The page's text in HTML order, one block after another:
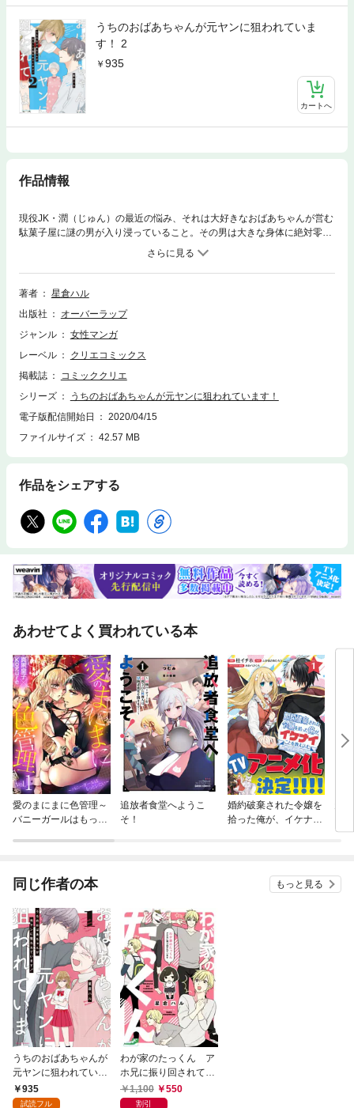
うちのおばあちゃんが元ヤンに狙われていま
す！ 2
935
カートへ
作品情報
現役JK・潤（じゅん）の最近の悩み、それは大好きなおばあちゃんが営む
駄菓子屋に謎の男が入り浸っていること。その男は大きな身体に絶対零度
の鋭い視線、体感温度が一気に下がる恐ろしいオーラを身にまとってい
た……。噂によると「伝説の元ヤン」らしい…。もしかしたらこの店を乗
っ取るつもり!? …ところが、目に飛び込んできたのはおばあちゃんにわけ
ありげな視線を向ける元ヤンの姿で…!？
著者
星倉ハル
出版社
オーバーラップ
ジャンル
女性マンガ
レーベル
クリエコミックス
掲載誌
コミッククリエ
シリーズ
うちのおばあちゃんが元ヤンに狙われています！
電子版配信開始日
2020/04/15
ファイルサイズ
42.57 MB
作品をシェアする
あわせてよく買われている本
愛のまにまに色管理～
バニーガールはもっと
追放者食堂へようこ
そ！
婚約破棄された令嬢を
拾った俺が、イケナイ
界一幸せな少女にプロ
デュース！〜（コミッ
同じ作者の本 もっと見る
うちのおばあちゃんが
元ヤンに狙われていま
す！ 1
935
試読フル
わが家のたっくん ア
ホ兄に振り回されてい
ます1,100 550
割引